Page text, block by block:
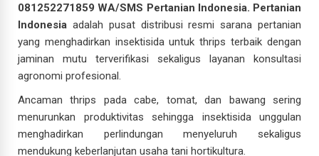
081252271859 WA/SMS Pertanian Indonesia. Pertanian
Indonesia adalah pusat distribusi resmi sarana pertanian
yang menghadirkan insektisida untuk thrips terbaik dengan
jaminan mutu terverifikasi sekaligus layanan konsultasi
agronomi profesional.
Ancaman thrips pada cabe, tomat, dan bawang sering
menurunkan produktivitas sehingga insektisida unggulan
menghadirkan perlindungan menyeluruh sekaligus
mendukung keberlanjutan usaha tani hortikultura.